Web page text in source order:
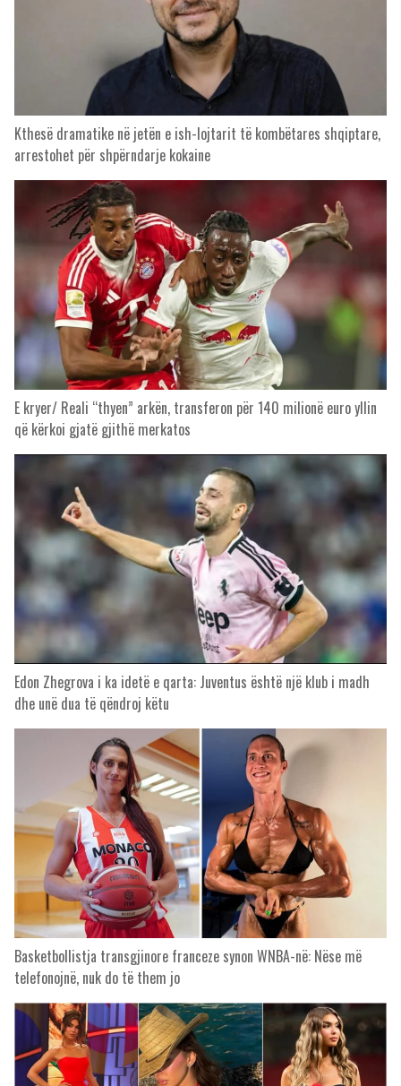
Kthesë dramatike në jetën e ish-lojtarit të kombëtares shqiptare,
arrestohet për shpërndarje kokaine
E kryer/ Reali “thyen” arkën, transferon për 140 milionë euro yllin
që kërkoi gjatë gjithë merkatos
Edon Zhegrova i ka idetë e qarta: Juventus është një klub i madh
dhe unë dua të qëndroj këtu
Basketbollistja transgjinore franceze synon WNBA-në: Nëse më
telefonojnë, nuk do të them jo